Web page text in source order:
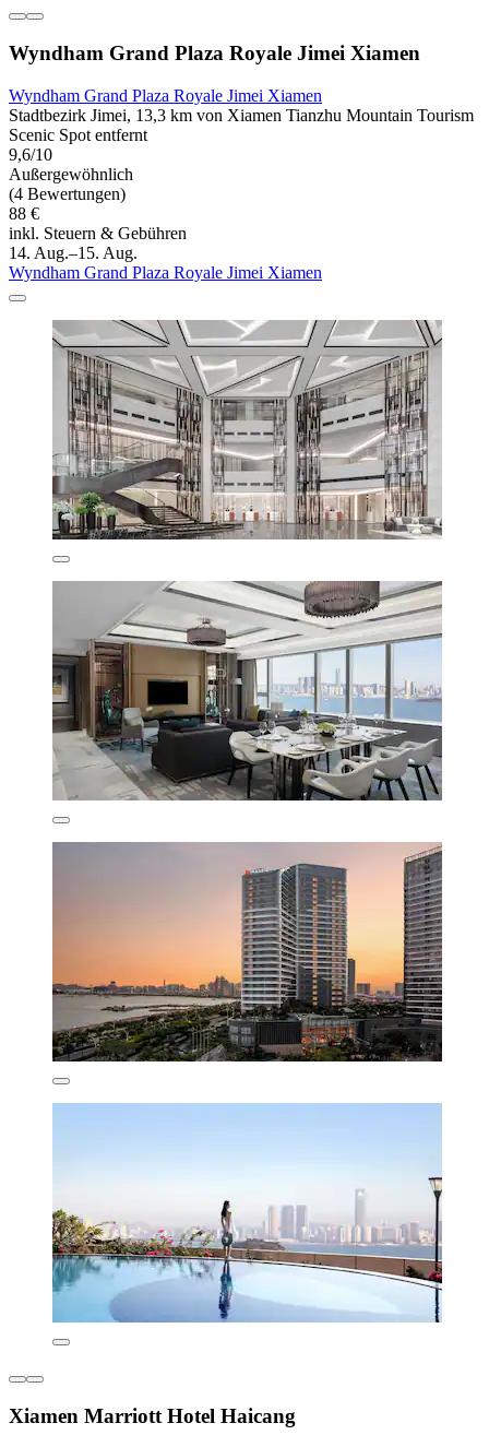
Wyndham Grand Plaza Royale Jimei Xiamen
Wyndham Grand Plaza Royale Jimei Xiamen
Stadtbezirk Jimei, 13,3 km von Xiamen Tianzhu Mountain Tourism
Scenic Spot entfernt
9,6/10
Außergewöhnlich
(4 Bewertungen)
88 €
inkl. Steuern & Gebühren
14. Aug.–15. Aug.
Wyndham Grand Plaza Royale Jimei Xiamen
Xiamen Marriott Hotel Haicang